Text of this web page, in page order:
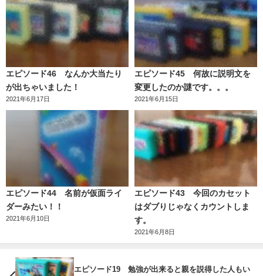
エピソード46 なんか大当たり
が出ちゃいました！
2021年6月17日
エピソード45 何故に説明文を
変更したのか謎です。。。
2021年6月15日
エピソード44 名前が仮面ライ
ダーみたい！！
2021年6月10日
エピソード43 今回のカセット
はダブりじゃなくカウントしま
す。
2021年6月8日
エピソード19 勉強が出来ると親を説得した人もい